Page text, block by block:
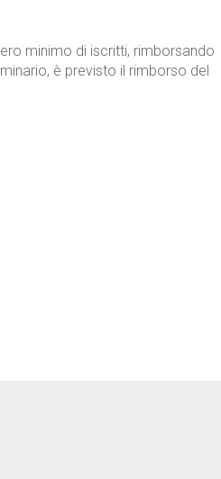
minimo di iscritti, rimborsando
è previsto il rimborso del